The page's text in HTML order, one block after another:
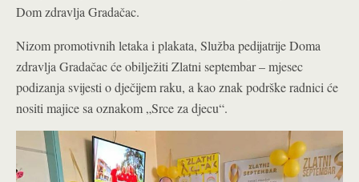
Dom zdravlja Gradačac.
Nizom promotivnih letaka i plakata, Služba pedijatrije Doma
zdravlja Gradačac će obilježiti Zlatni septembar – mjesec
podizanja svijesti o dječijem raku, a kao znak podrške radnici će
nositi majice sa oznakom „Srce za djecu“.